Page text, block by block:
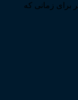
برای زمانی که